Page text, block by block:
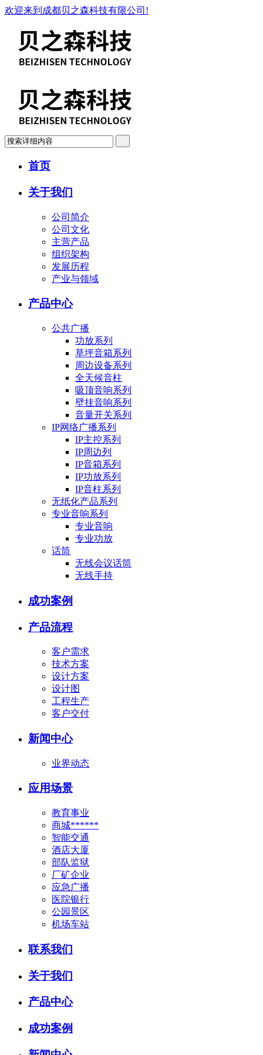
欢迎来到成都贝之森科技有限公司!
首页
关于我们
公司简介
公司文化
主营产品
组织架构
发展历程
产业与领域
产品中心
公共广播
功放系列
草坪音箱系列
周边设备系列
全天候音柱
吸顶音响系列
壁挂音响系列
音量开关系列
IP网络广播系列
IP主控系列
IP周边列
IP音箱系列
IP功放系列
IP音柱系列
无纸化产品系列
专业音响系列
专业音响
专业功放
话筒
无线会议话筒
无线手持
成功案例
产品流程
客户需求
技术方案
设计方案
设计图
工程生产
客户交付
新闻中心
业界动态
应用场景
教育事业
商城******
智能交通
酒店大厦
部队监狱
厂矿企业
应急广播
医院银行
公园景区
机场车站
联系我们
关于我们
产品中心
成功案例